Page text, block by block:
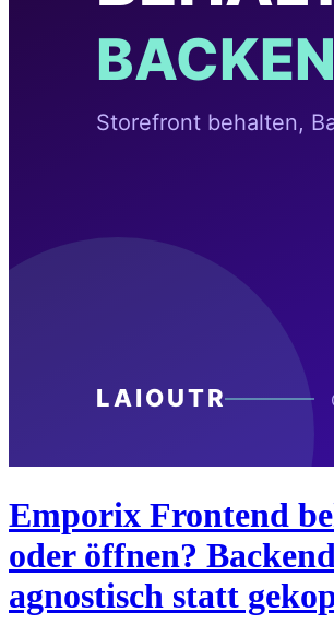
Emporix Frontend
oder öffnen?
agnostisch statt